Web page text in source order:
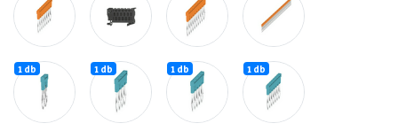
1 db 1 db 1 db 1 db